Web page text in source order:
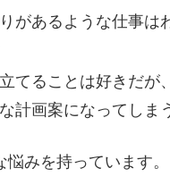
があるような仕事は
てることは好きだが
計画案になってしま
悩みを持っています。